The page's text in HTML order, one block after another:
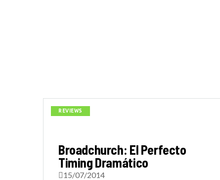
REVIEWS
Broadchurch: El Perfecto
Timing Dramático
15/07/2014